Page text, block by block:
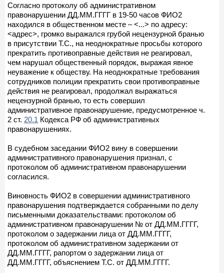
Согласно протоколу об административном
правонарушении ДД.ММ.ГГГГ в 19-50 часов ФИО2
находился в общественном месте – <...> по адресу:
<адрес>, громко выражался грубой нецензурной бранью
в присутствии Т.С., на неоднократные просьбы которого
прекратить противоправные действия не реагировал,
чем нарушал общественный порядок, выражая явное
неуважение к обществу. На неоднократные требования
сотрудников полиции прекратить свои противоправные
действия не реагировал, продолжал выражаться
нецензурной бранью, то есть совершил
административное правонарушение, предусмотренное ч.
2 ст. 20.1 Кодекса РФ об административных
правонарушениях.
В судебном заседании ФИО2 вину в совершении
административного правонарушения признал, с
протоколом об административном правонарушении
согласился.
Виновность ФИО2 в совершении административного
правонарушения подтверждается собранными по делу
письменными доказательствами: протоколом об
административном правонарушении № от ДД.ММ.ГГГГ,
протоколом о задержании лица от ДД.ММ.ГГГГ,
протоколом об административном задержании от
ДД.ММ.ГГГГ, рапортом о задержании лица от
ДД.ММ.ГГГГ, объяснением Т.С. от ДД.ММ.ГГГГ.